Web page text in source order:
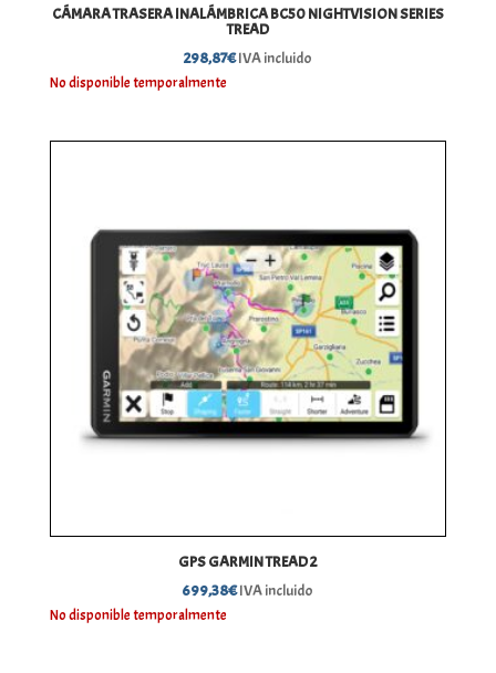
CÁMARA TRASERA INALÁMBRICA BC50 NIGHTVISION SERIES
TREAD
298,87€IVA incluido
No disponible temporalmente
GPS GARMIN TREAD 2
699,38€IVA incluido
No disponible temporalmente